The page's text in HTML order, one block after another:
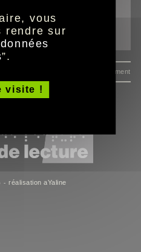
consentement
-réalisation aYaline
vous
rendre sur
données
”.
visite !